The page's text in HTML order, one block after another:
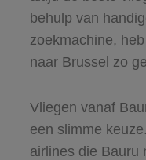
behulp van
zoekmachine,
naar Brussel zo
Vliegen vanaf
een slimme
airlines die Bauru